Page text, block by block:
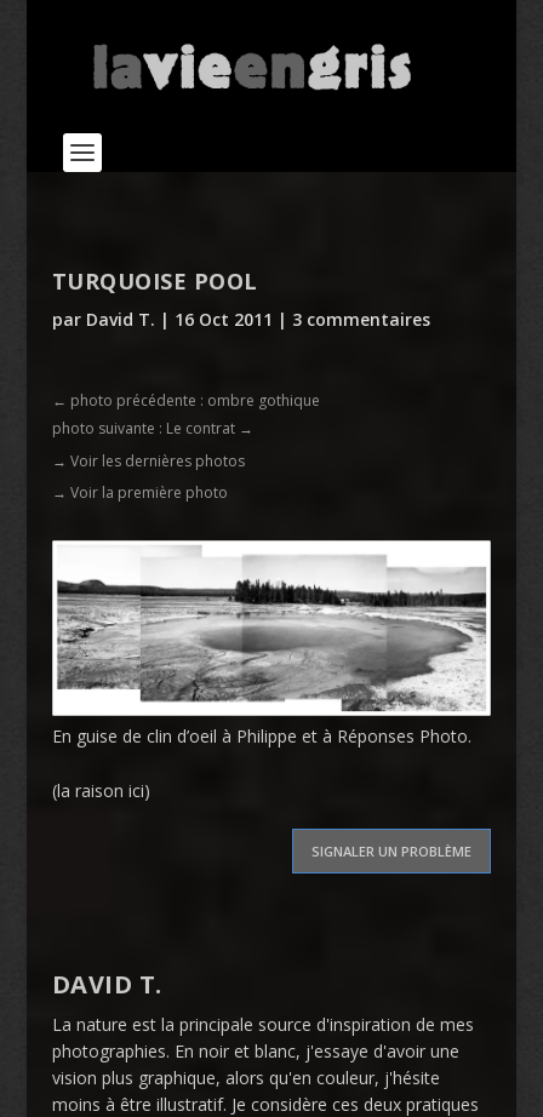
TURQUOISE POOL
par David T. | 16 Oct 2011 | 3 commentaires
← photo précédente : ombre gothique
photo suivante : Le contrat→
→ Voir les dernières photos
→ Voir la première photo
En guise de clin d’oeil à Philippe et à Réponses Photo.
(la raison ici)
SIGNALER UN PROBLÈME
DAVID T.
La nature est la principale source d'inspiration de mes
photographies. En noir et blanc, j'essaye d'avoir une
vision plus graphique, alors qu'en couleur, j'hésite
moins à être illustratif. Je considère ces deux pratiques